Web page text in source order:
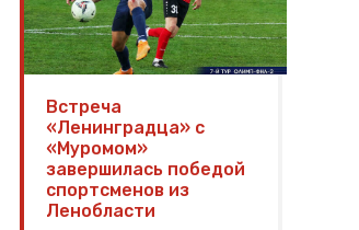
Встреча
«Ленинградца» с
«Муромом»
завершилась победой
спортсменов из
Ленобласти